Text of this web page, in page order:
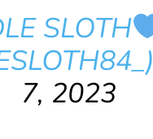
SLOTH
7, 2023